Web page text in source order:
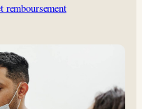
remboursement